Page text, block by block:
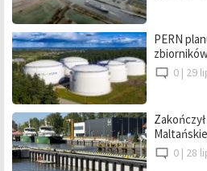
PERN
0 | 29
0 | 28